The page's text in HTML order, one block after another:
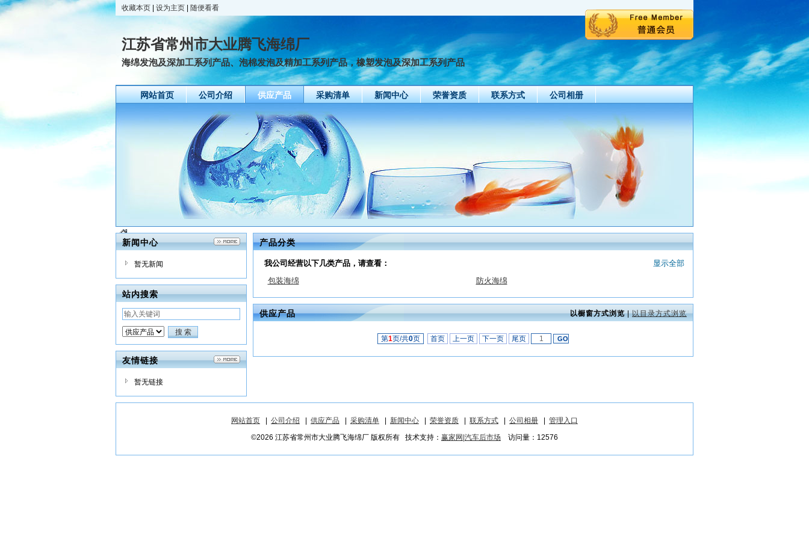
收藏本页 设为主页 随便看看
江苏省常州市大业腾飞海绵厂
海绵发泡及深加工系列产品、泡棉发泡及精加工系列产品，橡塑发泡及深加工系列产品
网站首页 公司介绍 供应产品 采购清单 新闻中心 荣誉资质 联系方式 公司相册
新闻中心
暂无新闻
站内搜索
友情链接
暂无链接
产品分类
显示全部
我公司经营以下几类产品，请查看：
包装海绵
防火海绵
以橱窗方式浏览|以目录方式浏览
供应产品
第1页/共0页 首页 上一页 下一页 尾页
网站首页 公司介绍 供应产品 采购清单 新闻中心 荣誉资质 联系方式 公司相册
管理入口
©2026 江苏省常州市大业腾飞海绵厂 版权所有 技术支持： 赢家网|汽车后市场 访问量：12576